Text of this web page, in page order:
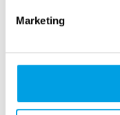
Marketing
Ich begann ein
ob er in
keine Waffen
Gelegenheit,